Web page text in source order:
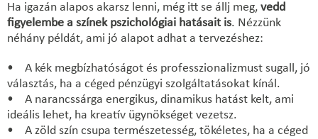
Ha igazán alapos akarsz lenni, még itt se állj meg, vedd
figyelembe a színek pszichológiai hatásait is. Nézzünk
néhány példát, ami jó alapot adhat a tervezéshez:
• A kék megbízhatóságot és professzionalizmust sugall, jó
választás, ha a céged pénzügyi szolgáltatásokat kínál.
• A narancssárga energikus, dinamikus hatást kelt, ami
ideális lehet, ha kreatív ügynökséget vezetsz.
• A zöld szín csupa természetesség, tökéletes, ha a céged